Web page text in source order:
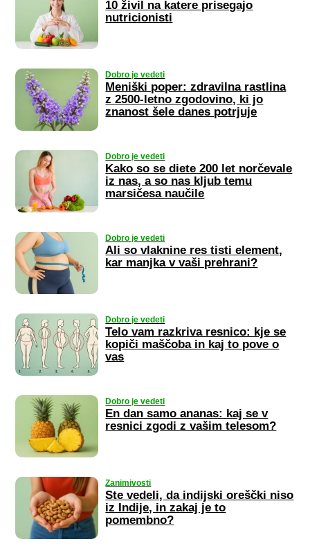
10 živil na katere prisegajo
nutricionisti
Dobro je vedeti
Meniški poper: zdravilna rastlina
z 2500-letno zgodovino, ki jo
znanost šele danes potrjuje
Dobro je vedeti
Kako so se diete 200 let norčevale
iz nas, a so nas kljub temu
marsičesa naučile
Dobro je vedeti
Ali so vlaknine res tisti element,
kar manjka v vaši prehrani?
Dobro je vedeti
Telo vam razkriva resnico: kje se
kopiči maščoba in kaj to pove o
vas
Dobro je vedeti
En dan samo ananas: kaj se v
resnici zgodi z vašim telesom?
Zanimivosti
Ste vedeli, da indijski oreščki niso
iz Indije, in zakaj je to
pomembno?